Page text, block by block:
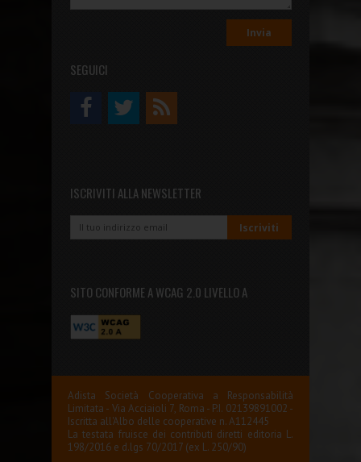
SEGUICI
ISCRIVITI ALLA NEWSLETTER
SITO CONFORME A WCAG 2.0 LIVELLO A
Adista Società Cooperativa a Responsabilità
Limitata - Via Acciaioli 7, Roma - P.I. 02139891002 -
Iscritta all'Albo delle cooperative n. A112445
La testata fruisce dei contributi diretti editoria L.
198/2016 e d.lgs 70/2017 (ex L. 250/90)